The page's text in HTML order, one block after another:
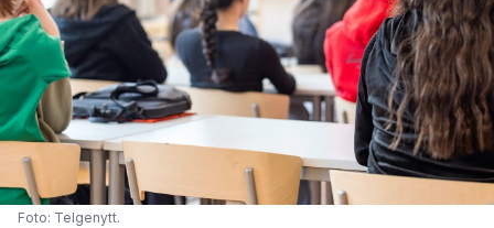
Foto: Telgenytt.